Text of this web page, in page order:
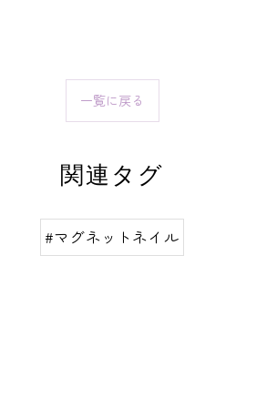
一覧に戻る
関連タグ
#マグネットネイル